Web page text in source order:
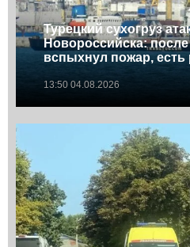
Турецкий сухогруз
Новороссийска:
вспыхнул пожар,
13:50 04.08.2026